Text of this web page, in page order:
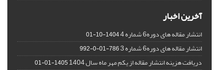
آخرین اخبار
انتشار مقاله های دوره6 شماره 4 1404-10-01
انتشار مقاله های دوره6 شماره 3 786-01-0-992
دریافت هزینه انتشار مقاله از یکم مهر ماه سال 1404 1405-01-01